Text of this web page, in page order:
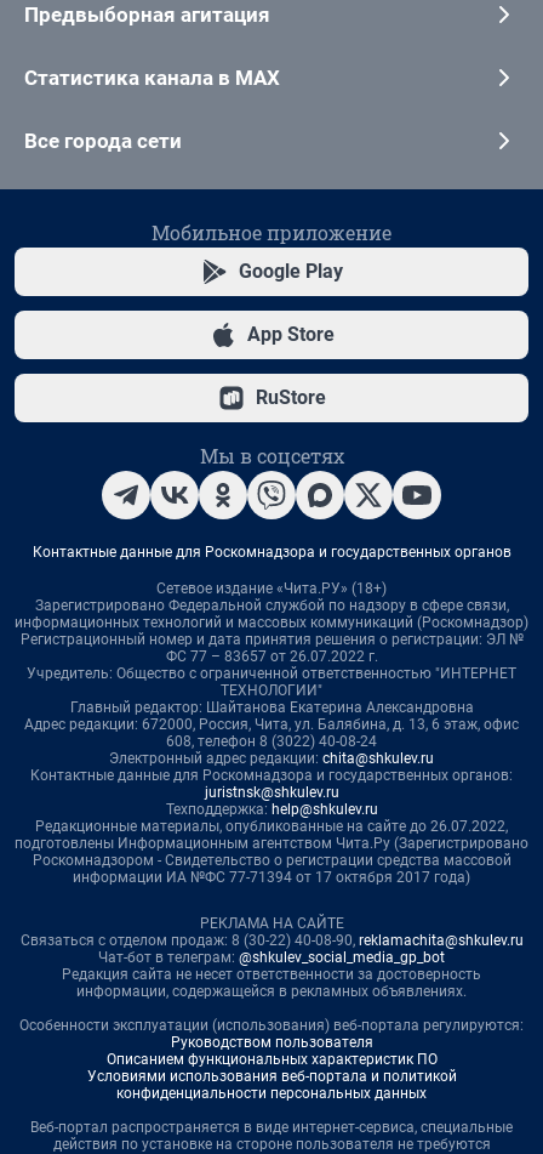
Предвыборная агитация
Статистика канала в MAX
Все города сети
Мобильное приложение
Google Play
App Store
RuStore
Мы в соцсетях
Контактные данные для Роскомнадзора и государственных органов
Сетевое издание «Чита.РУ» (18+)
Зарегистрировано Федеральной службой по надзору в сфере связи,
информационных технологий и массовых коммуникаций (Роскомнадзор)
Регистрационный номер и дата принятия решения о регистрации: ЭЛ №
ФС 77 – 83657 от 26.07.2022 г.
Учредитель: Общество с ограниченной ответственностью "ИНТЕРНЕТ
ТЕХНОЛОГИИ"
Главный редактор: Шайтанова Екатерина Александровна
Адрес редакции: 672000, Россия, Чита, ул. Балябина, д. 13, 6 этаж, офис
608, телефон 8 (3022) 40-08-24
Электронный адрес редакции: chita@shkulev.ru
Контактные данные для Роскомнадзора и государственных органов:
juristnsk@shkulev.ru
Техподдержка: help@shkulev.ru
Редакционные материалы, опубликованные на сайте до 26.07.2022,
подготовлены Информационным агентством Чита.Ру (Зарегистрировано
Роскомнадзором - Свидетельство о регистрации средства массовой
информации ИА №ФС 77-71394 от 17 октября 2017 года)
РЕКЛАМА НА САЙТЕ
Связаться с отделом продаж: 8 (30-22) 40-08-90, reklamachita@shkulev.ru
Чат-бот в телеграм: @shkulev_social_media_gp_bot
Редакция сайта не несет ответственности за достоверность
информации, содержащейся в рекламных объявлениях.
Особенности эксплуатации (использования) веб-портала регулируются:
Руководством пользователя
Описанием функциональных характеристик ПО
Условиями использования веб-портала и политикой
конфиденциальности персональных данных
Веб-портал распространяется в виде интернет-сервиса, специальные
действия по установке на стороне пользователя не требуются